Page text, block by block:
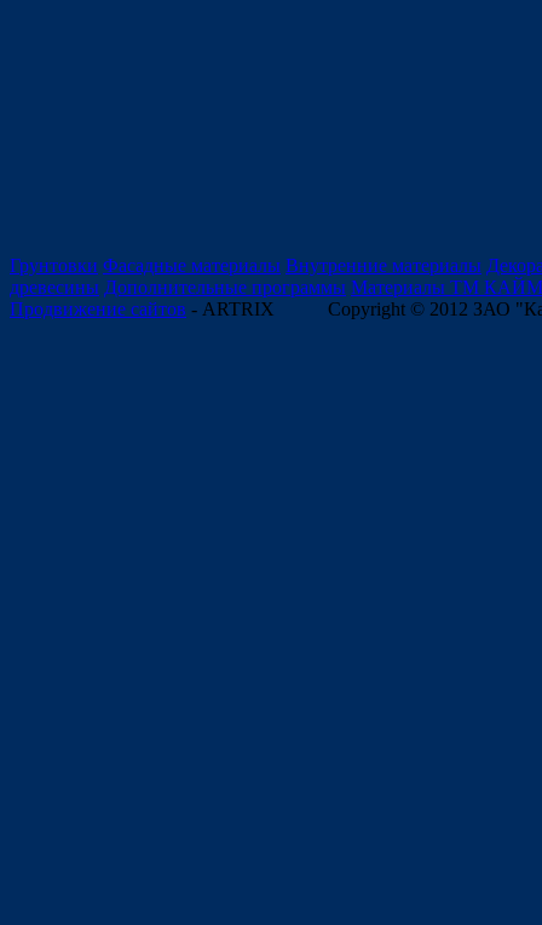
Грунтовки Фасадные материалы Внутренние материалы
древесины Дополнительные программы Материалы ТМ
Продвижение сайтов - ARTRIX Copyright © 2012 ЗАО